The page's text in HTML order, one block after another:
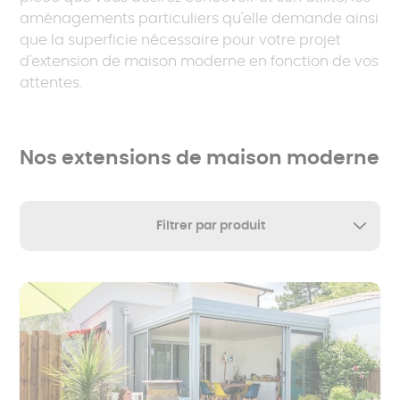
aménagements particuliers qu'elle demande ainsi
que la superficie nécessaire pour votre projet
d'extension de maison moderne en fonction de vos
attentes.
Nos extensions de maison moderne
Filtrer par produit
Tout